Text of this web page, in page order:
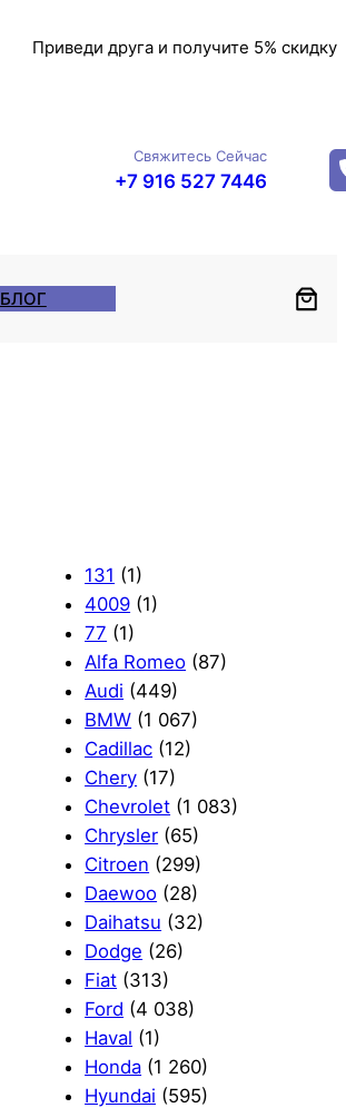
Приведи друга и получите 5% скидку
Свяжитесь Сейчас
+7 916 527 7446
БЛОГ
131 (1)
4009 (1)
77 (1)
Alfa Romeo (87)
Audi (449)
BMW (1 067)
Cadillac (12)
Chery (17)
Chevrolet (1 083)
Chrysler (65)
Citroen (299)
Daewoo (28)
Daihatsu (32)
Dodge (26)
Fiat (313)
Ford (4 038)
Haval (1)
Honda (1 260)
Hyundai (595)